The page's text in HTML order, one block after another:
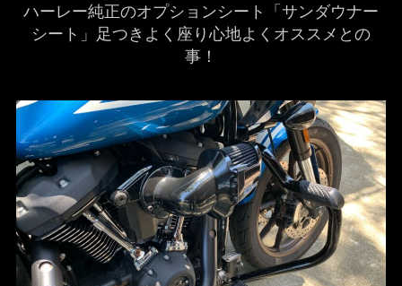
ハーレー純正のオプションシート「サンダウナー
シート」足つきよく座り心地よくオススメとの
事！